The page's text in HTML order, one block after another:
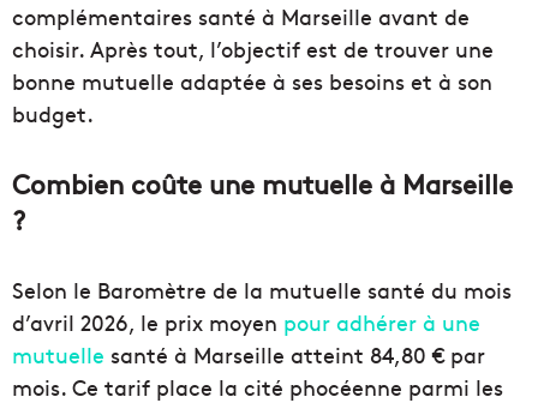
complémentaires santé à Marseille avant de
choisir. Après tout, l’objectif est de trouver une
bonne mutuelle adaptée à ses besoins et à son
budget.
Combien coûte une mutuelle à Marseille
?
Selon le Baromètre de la mutuelle santé du mois
d’avril 2026, le prix moyen pour adhérer à une
mutuelle santé à Marseille atteint 84,80 € par
mois. Ce tarif place la cité phocéenne parmi les